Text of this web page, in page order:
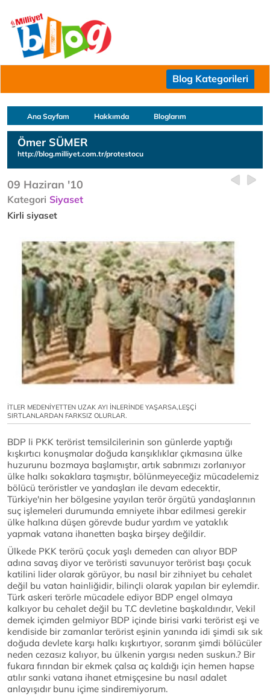
Blog Kategorileri
Ana Sayfam Hakkımda Bloglarım
Ömer SÜMER
http://blog.milliyet.com.tr/protestocu
09 Haziran '10
Kategori Siyaset
Kirli siyaset
İTLER MEDENİYETTEN UZAK AYI İNLERİNDE YAŞARSA,LEŞÇİ
SIRTLANLARDAN FARKSIZ OLURLAR.
BDP li PKK terörist temsilcilerinin son günlerde yaptığı
kışkırtıcı konuşmalar doğuda karışıklıklar çıkmasına ülke
huzurunu bozmaya başlamıştır, artık sabrımızı zorlanıyor
ülke halkı sokaklara taşmıştır, bölünmeyeceğiz mücadelemiz
bölücü teröristler ve yandaşları ile devam edecektir,
Türkiye'nin her bölgesine yayılan terör örgütü yandaşlarının
suç işlemeleri durumunda emniyete ihbar edilmesi gerekir
ülke halkına düşen görevde budur yardım ve yataklık
yapmak vatana ihanetten başka birşey değildir.
Ülkede PKK terörü çocuk yaşlı demeden can alıyor BDP
adına savaş diyor ve teröristi savunuyor terörist başı çocuk
katilini lider olarak görüyor, bu nasıl bir zihniyet bu cehalet
değil bu vatan hainliğidir, bilinçli olarak yapılan bir eylemdir.
Türk askeri terörle mücadele ediyor BDP engel olmaya
kalkıyor bu cehalet değil bu T.C devletine başkaldırıdır, Vekil
demek içimden gelmiyor BDP içinde birisi varki terörist eşi ve
kendiside bir zamanlar terörist eşinin yanında idi şimdi sık sık
doğuda devlete karşı halkı kışkırtıyor, sorarım şimdi bölücüler
neden cezasız kalıyor, bu ülkenin yargısı neden suskun.? Bir
fukara fırından bir ekmek çalsa aç kaldığı için hemen hapse
atılır sanki vatana ihanet etmişçesine bu nasıl adalet
anlayışıdır bunu içime sindiremiyorum.